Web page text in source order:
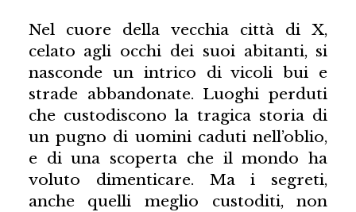
Nel cuore della vecchia città di X,
celato agli occhi dei suoi abitanti, si
nasconde un intrico di vicoli bui e
strade abbandonate. Luoghi perduti
che custodiscono la tragica storia di
un pugno di uomini caduti nell’oblio,
e di una scoperta che il mondo ha
voluto dimenticare. Ma i segreti,
anche quelli meglio custoditi, non